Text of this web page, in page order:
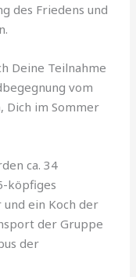
des Friedens und
Deine Teilnahme
vom
Dich im Sommer
ca. 34
köpfiges
ein Koch der
der Gruppe
der